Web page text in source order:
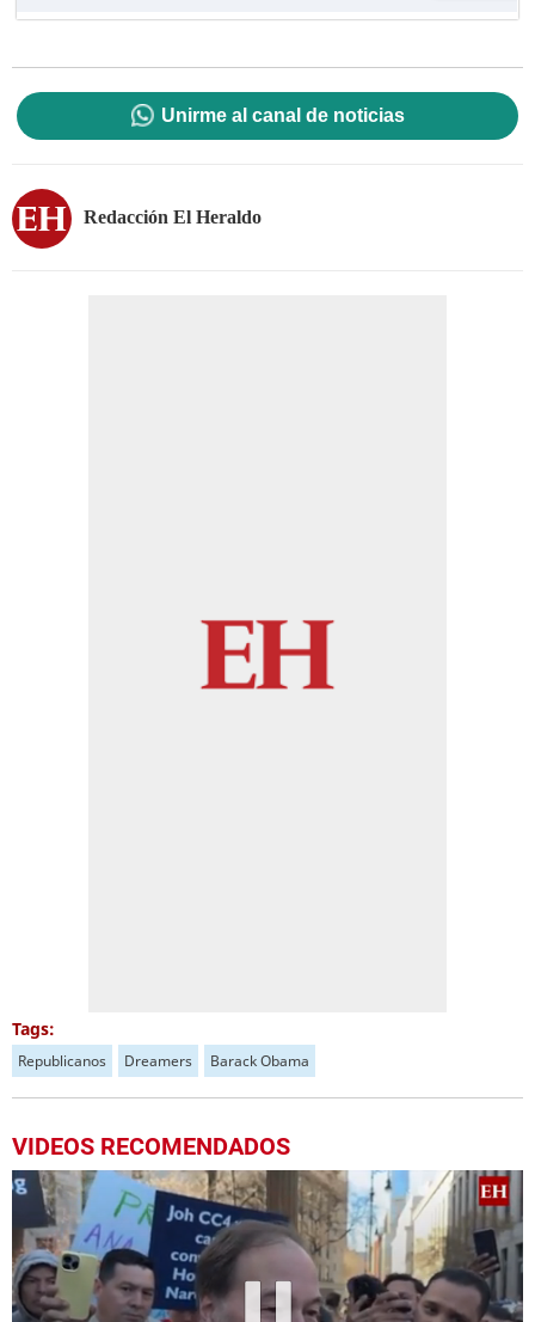
Unirme al canal de noticias
Redacción El Heraldo
Tags:
Republicanos Dreamers Barack Obama
VIDEOS RECOMENDADOS